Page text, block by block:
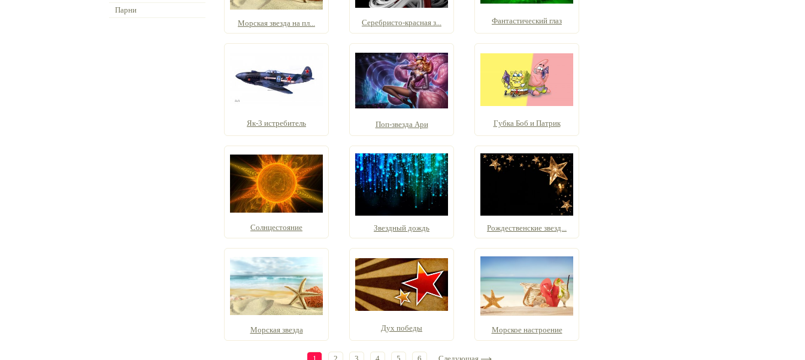
Парни
Морская звезда на пл... Серебристо-красная з... Фантастический глаз
Як-3 истребитель Поп-звезда Ари Губка Боб и Патрик
Солнцестояние Звездный дождь Рождественские звезд...
Морская звезда Дух победы Морское настроение